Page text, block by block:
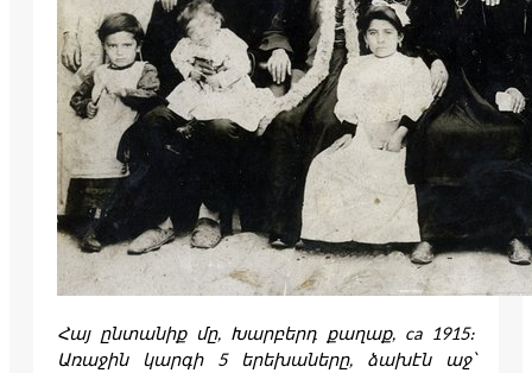
Հայ ընտանիք մը, Խարբերդ քաղաք, ca 1915։
Առաջին կարգի 5 երեխաները, ձախէն աջ՝